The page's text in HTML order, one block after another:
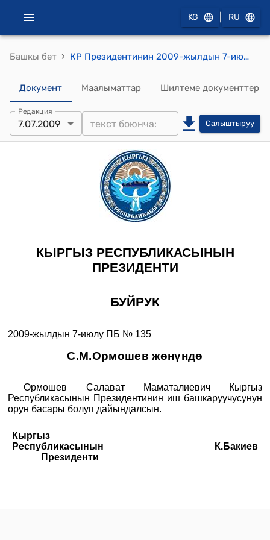
KG RU
Башкы бет › КР Президентинин 2009-жылдын 7-июлдагы ПБ № 135 "С.М.Ормошев жөнүндө" буйругу
Документ Маалыматтар Шилтеме документтер
Редакция
7.07.2009 Салыштыруу